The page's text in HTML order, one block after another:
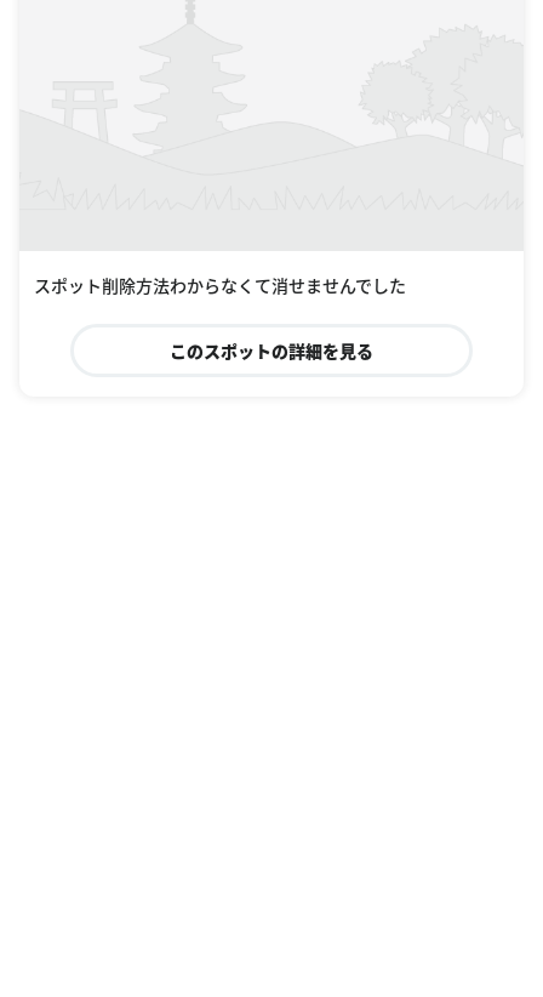
スポット削除方法わからなくて消せませんでした
このスポットの詳細を見る